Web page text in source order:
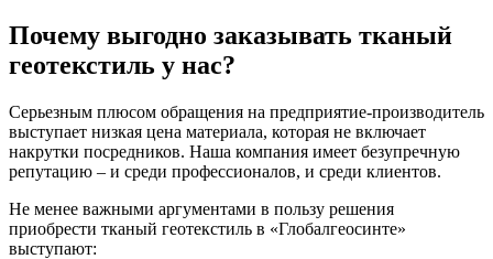
Почему выгодно заказывать тканый
геотекстиль у нас?
Серьезным плюсом обращения на предприятие-производитель
выступает низкая цена материала, которая не включает
накрутки посредников. Наша компания имеет безупречную
репутацию – и среди профессионалов, и среди клиентов.
Не менее важными аргументами в пользу решения
приобрести тканый геотекстиль в «Глобалгеосинте»
выступают: